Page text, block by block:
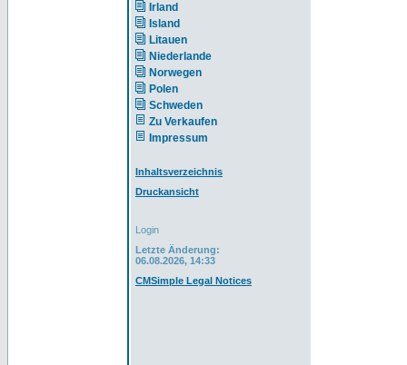
Irland
Island
Litauen
Niederlande
Norwegen
Polen
Schweden
Zu Verkaufen
Impressum
Inhaltsverzeichnis
Druckansicht
Login
Letzte Änderung:
06.08.2026, 14:33
CMSimple Legal Notices